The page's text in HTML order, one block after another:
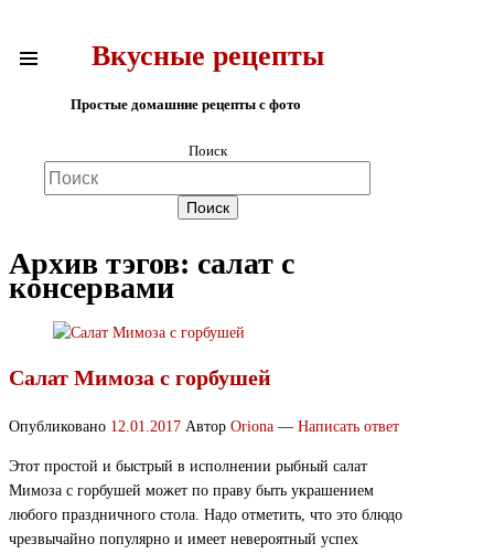
Вкусные рецепты
Простые домашние рецепты с фото
Поиск
Архив тэгов: салат с
консервами
Салат Мимоза с горбушей
Опубликовано 12.01.2017 Автор Oriona — Написать ответ
Этот простой и быстрый в исполнении рыбный салат
Мимоза с горбушей может по праву быть украшением
любого праздничного стола. Надо отметить, что это блюдо
чрезвычайно популярно и имеет невероятный успех